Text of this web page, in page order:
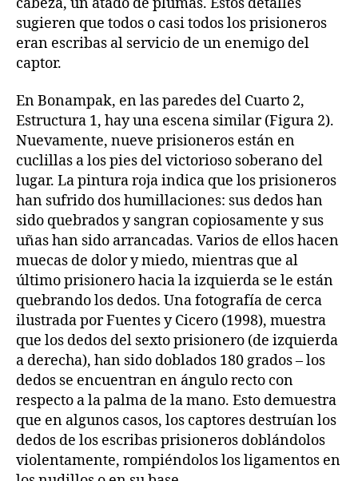
sugieren que todos o casi todos los prisioneros
eran escribas al servicio de un enemigo del
captor.
En Bonampak, en las paredes del Cuarto 2,
Estructura 1, hay una escena similar (Figura 2).
Nuevamente, nueve prisioneros están en
cuclillas a los pies del victorioso soberano del
lugar. La pintura roja indica que los prisioneros
han sufrido dos humillaciones: sus dedos han
sido quebrados y sangran copiosamente y sus
uñas han sido arrancadas. Varios de ellos hacen
muecas de dolor y miedo, mientras que al
último prisionero hacia la izquierda se le están
quebrando los dedos. Una fotografía de cerca
ilustrada por Fuentes y Cicero (1998), muestra
que los dedos del sexto prisionero (de izquierda
a derecha), han sido doblados 180 grados – los
dedos se encuentran en ángulo recto con
respecto a la palma de la mano. Esto demuestra
que en algunos casos, los captores destruían los
dedos de los escribas prisioneros doblándolos
violentamente, rompiéndolos los ligamentos en